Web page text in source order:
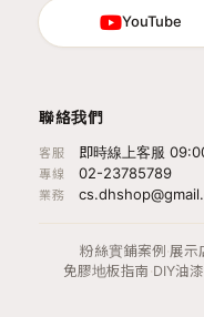
YouTube
聯絡我們
客服 即時線上客服
專線 02-23785789
業務
粉絲實鋪案例·展示
免膠地板指南 ·DIY油